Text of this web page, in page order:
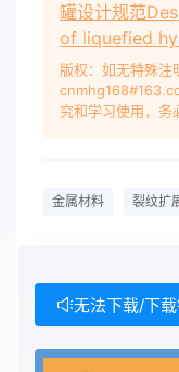
罐设计规范
of liquefied
版权：如无特殊注
究和学习使用，务
金属材料 裂纹扩
无法下载/下